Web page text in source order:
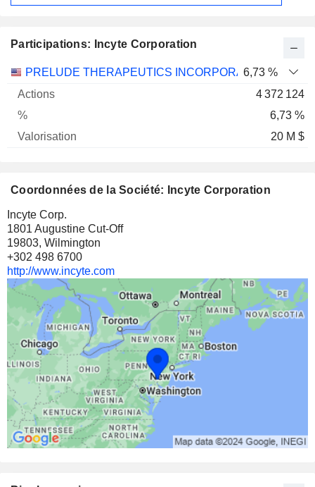
Participations: Incyte Corporation
Nom Actions % Valorisation
PRELUDE THERAPEUTICS INCORPORATED
6,73 %
4 372 124
6,73 %
20 M $
Coordonnées de la Société: Incyte Corporation
Incyte Corp.
1801 Augustine Cut-Off
19803, Wilmington
+302 498 6700
http://www.incyte.com